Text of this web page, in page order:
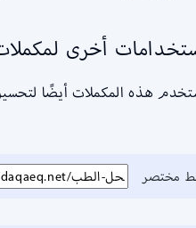
أخرى
هذه المكملات أيضًا
مختصر